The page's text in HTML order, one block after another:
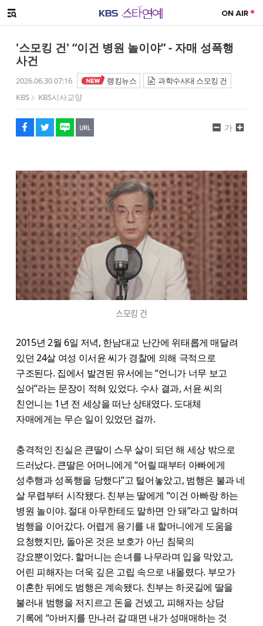
메뉴 열기
'스모킹 건' “이건 병원 놀이야” - 자매 성폭행
사건
2026.06.30 07:16 랭킹뉴스
과학수사대 스모킹 건
KBS
KBS시사교양
페이스북
트위터
네이버
URL복사
글씨 작게보기
가
글씨 크게보기
스모킹 건
2015년 2월 6일 저녁, 한남대교 난간에 위태롭게 매달려
있던 24살 여성 이서윤 씨가 경찰에 의해 극적으로
구조된다. 집에서 발견된 유서에는 “언니가 너무 보고
싶어”라는 문장이 적혀 있었다. 수사 결과, 서윤 씨의
친언니는 1년 전 세상을 떠난 상태였다. 도대체
자매에게는 무슨 일이 있었던 걸까.
충격적인 진실은 큰딸이 스무 살이 되던 해 세상 밖으로
드러났다. 큰딸은 어머니에게 “어릴 때부터 아빠에게
성추행과 성폭행을 당했다”고 털어놓았고, 범행은 불과 네
살 무렵부터 시작됐다. 친부는 딸에게 “이건 아빠랑 하는
병원 놀이야. 절대 아무한테도 말하면 안 돼”라고 말하며
범행을 이어갔다. 어렵게 용기를 내 할머니에게 도움을
요청했지만, 돌아온 것은 보호가 아닌 침묵의
강요뿐이었다. 할머니는 손녀를 나무라며 입을 막았고,
어린 피해자는 더욱 깊은 고립 속으로 내몰렸다. 부모가
이혼한 뒤에도 범행은 계속됐다. 친부는 하굣길에 딸을
불러내 범행을 저지르고 돈을 건넸고, 피해자는 상담
기록에 “아버지를 만나러 갈 때면 내가 성매매하는 것